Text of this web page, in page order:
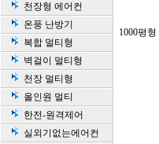
천장형 에어컨
온풍 난방기
복합 멀티형
벽걸이 멀티형
천장 멀티형
올인원 멀티
한전-원격제어
실외기없는에어컨
1000평형